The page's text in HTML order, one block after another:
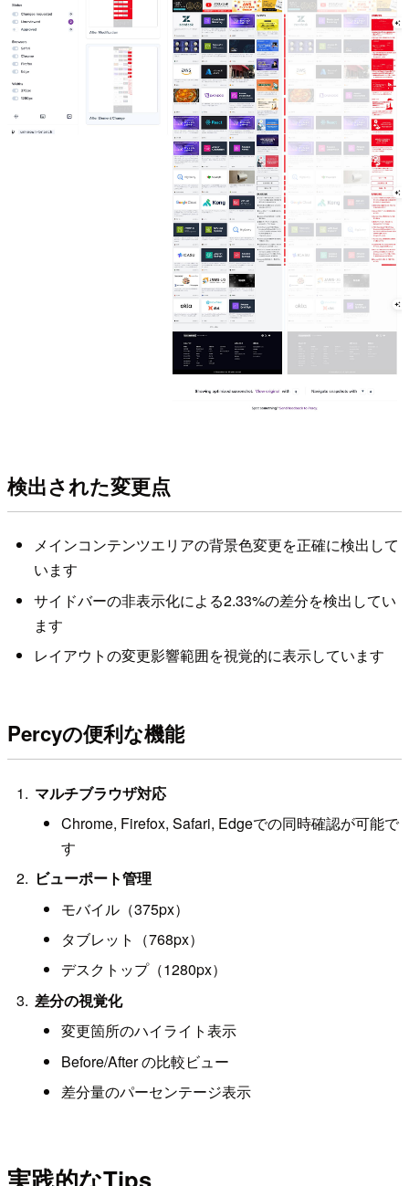
検出された変更点
メインコンテンツエリアの背景色変更を正確に検出して
います
サイドバーの非表示化による2.33%の差分を検出してい
ます
レイアウトの変更影響範囲を視覚的に表示しています
Percyの便利な機能
マルチブラウザ対応
Chrome, Firefox, Safari, Edgeでの同時確認が可能で
す
ビューポート管理
モバイル（375px）
タブレット（768px）
デスクトップ（1280px）
差分の視覚化
変更箇所のハイライト表示
Before/After の比較ビュー
差分量のパーセンテージ表示
実践的なTips